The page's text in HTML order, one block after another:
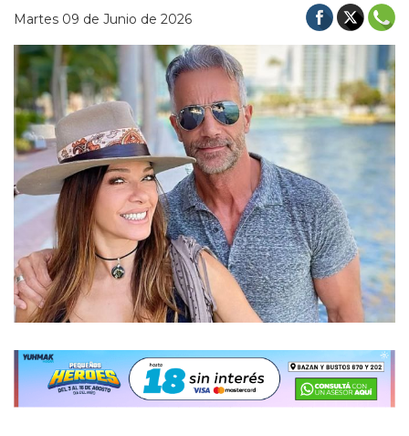
Martes 09 de Junio de 2026